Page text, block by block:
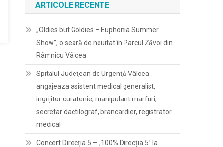
ARTICOLE RECENTE
„Oldies but Goldies – Euphonia Summer
Show”, o seară de neuitat în Parcul Zăvoi din
Râmnicu Vâlcea
Spitalul Judeţean de Urgenţă Vâlcea
angajeaza asistent medical generalist,
ingrijitor curatenie, manipulant marfuri,
secretar dactilograf, brancardier, registrator
medical
Concert Direcția 5 – „100% Direcția 5” la